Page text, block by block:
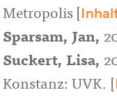
Metropolis [
Sparsam, Jan,
Suckert, Lisa,
Konstanz: UVK. [